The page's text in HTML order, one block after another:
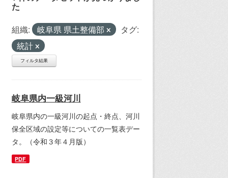
た
組織: 岐阜県 県土整備部
タグ:
統計
フィルタ結果
岐阜県内一級河川
岐阜県内の一級河川の起点・終点、河川
保全区域の設定等についての一覧表デー
タ。（令和３年４月版）
PDF